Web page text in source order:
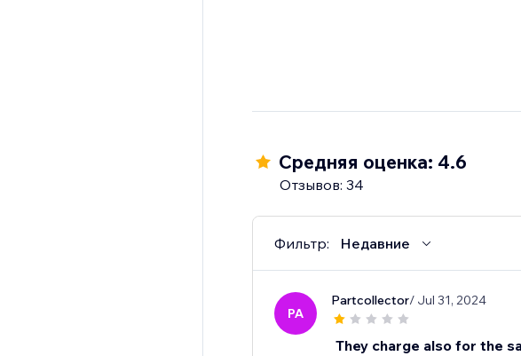
Средняя оценка: 4.6
Отзывов: 34
Фильтр: Недавние
PA
Partcollector/ Jul 31, 2024
They charge also for the